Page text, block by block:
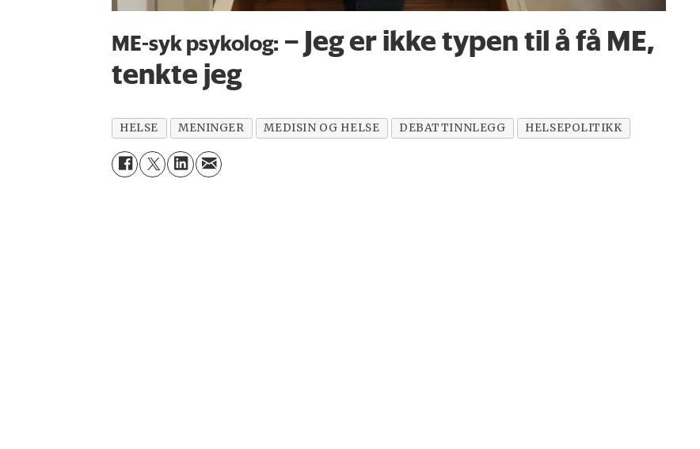
ME-syk psykolog: – Jeg er ikke typen til å få ME,
tenkte jeg
HELSE MENINGER MEDISIN OG HELSE DEBATTINNLEGG HELSEPOLITIKK